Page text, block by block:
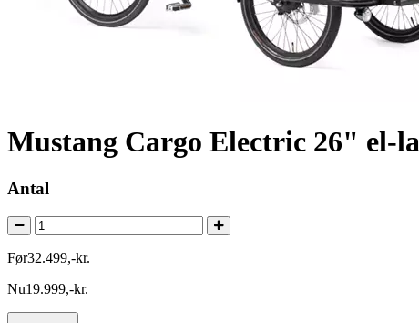
Mustang Cargo Electric 26" el-
Antal
Før32.499,-kr.
Nu19.999,-kr.